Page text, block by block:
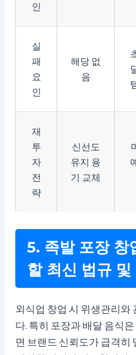
인
실
패
요
인
해당 없
음
재
투
자
전
략
신선도
유지 용
기 교체
5. 족발 포장 창
할 최신 법규
외식업 창업 시 위생관리와
다. 특히 포장과 배달 음식
면 브랜드 신뢰도가 급격히